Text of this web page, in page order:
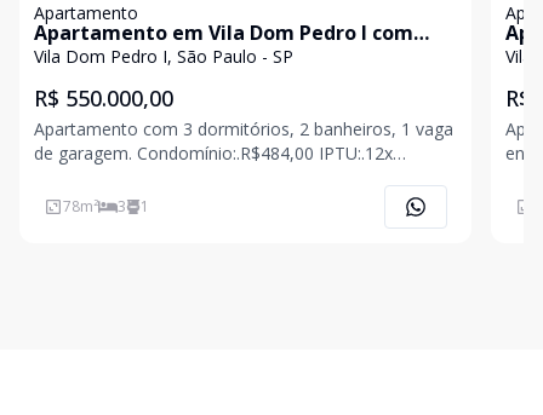
Apartamento
Apartamento em Vila Dom Pedro I com
78m²
Vila Dom Pedro I, São Paulo - SP
R$ 550.000,00
Apartamento com 3 dormitórios, 2 banheiros, 1 vaga
de garagem. Condomínio:.R$484,00 IPTU:.12x
78m² 3 1
Vila
R$